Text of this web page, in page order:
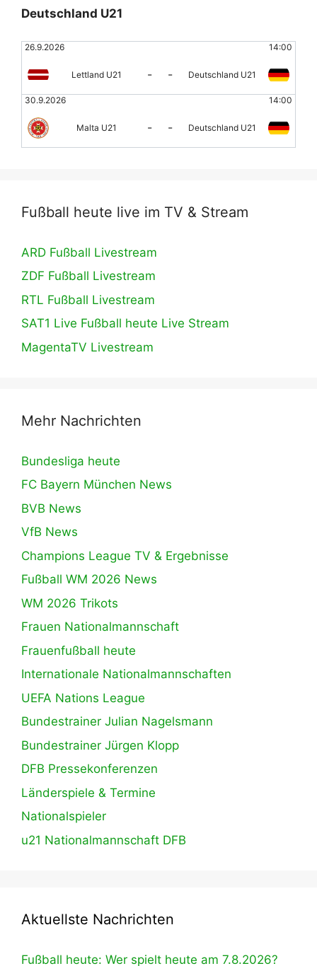
Deutschland U21
26.9.2026 14:00
Lettland U21 - - Deutschland U21
30.9.2026 14:00
Malta U21 - - Deutschland U21
Fußball heute live im TV & Stream
ARD Fußball Livestream
ZDF Fußball Livestream
RTL Fußball Livestream
SAT1 Live Fußball heute Live Stream
MagentaTV Livestream
Mehr Nachrichten
Bundesliga heute
FC Bayern München News
BVB News
VfB News
Champions League TV & Ergebnisse
Fußball WM 2026 News
WM 2026 Trikots
Frauen Nationalmannschaft
Frauenfußball heute
Internationale Nationalmannschaften
UEFA Nations League
Bundestrainer Julian Nagelsmann
Bundestrainer Jürgen Klopp
DFB Pressekonferenzen
Länderspiele & Termine
Nationalspieler
u21 Nationalmannschaft DFB
Aktuellste Nachrichten
Fußball heute: Wer spielt heute am 7.8.2026?